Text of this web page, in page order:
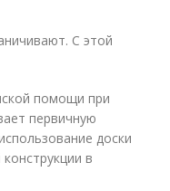
С этой
помощи при
первичную
доски
в